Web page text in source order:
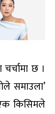
छ ।
समाउला’
किसिमले